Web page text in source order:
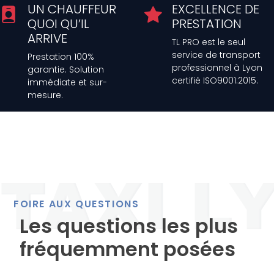
UN CHAUFFEUR
QUOI QU’IL
ARRIVE
Prestation 100%
garantie. Solution
immédiate et sur-
mesure.
EXCELLENCE DE
PRESTATION
TL PRO est le seul
service de transport
professionnel à Lyon
certifié ISO9001:2015.
FOIRE AUX QUESTIONS
Les questions les plus
fréquemment posées